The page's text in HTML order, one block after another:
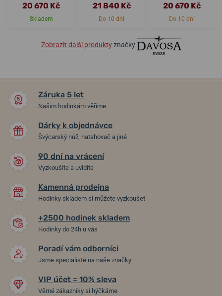
20 670 Kč
Skladem
21 840 Kč
Do 10 dní
20 670 Kč
Do 10 dní
Zobrazit další produktyznačky
Záruka 5 let
Našim hodinkám věříme
Dárky k objednávce
Švýcarský nůž, natahovač a jiné
90 dní na vrácení
Vyzkoušíte a uvidíte
Kamenná prodejna
Hodinky skladem si můžete vyzkoušet
+2500 hodinek skladem
Hodinky do 24h u vás
Poradí vám odborníci
Jsme specialisté na naše značky
VIP účet = 10% sleva
Věrné zákazníky si hýčkáme